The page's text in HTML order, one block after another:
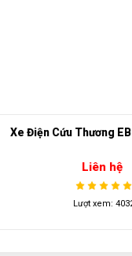
Xe Điện Cứu Thương
Liên hệ
Lượt xem: 4032